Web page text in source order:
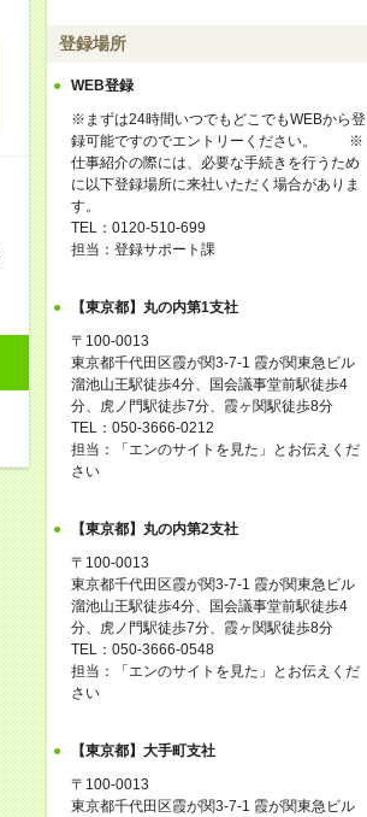
登録場所
WEB登録
※まずは24時間いつでもどこでもWEBから登
録可能ですのでエントリーください。 ※
仕事紹介の際には、必要な手続きを行うため
に以下登録場所に来社いただく場合がありま
す。
TEL：0120-510-699
担当：登録サポート課
【東京都】丸の内第1支社
〒100-0013
東京都千代田区霞が関3-7-1 霞が関東急ビル
溜池山王駅徒歩4分、国会議事堂前駅徒歩4
分、虎ノ門駅徒歩7分、霞ヶ関駅徒歩8分
TEL：050-3666-0212
担当：「エンのサイトを見た」とお伝えくだ
さい
【東京都】丸の内第2支社
〒100-0013
東京都千代田区霞が関3-7-1 霞が関東急ビル
溜池山王駅徒歩4分、国会議事堂前駅徒歩4
分、虎ノ門駅徒歩7分、霞ヶ関駅徒歩8分
TEL：050-3666-0548
担当：「エンのサイトを見た」とお伝えくだ
さい
【東京都】大手町支社
〒100-0013
東京都千代田区霞が関3-7-1 霞が関東急ビル